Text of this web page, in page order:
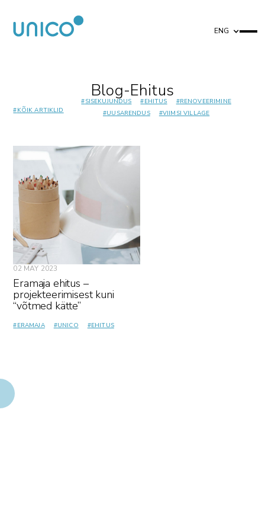
ENG
Blog-Ehitus
#KÕIK ARTIKLID
#SISEKUJUNDUS #EHITUS #RENOVEERIMINE
#UUSARENDUS #VIIMSI VILLAGE
02 MAY 2023
Eramaja ehitus –
projekteerimisest kuni
“võtmed kätte”
#ERAMAJA #UNICO #EHITUS